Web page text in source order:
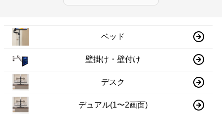
ベッド
壁掛け・壁付け
デスク
デュアル(1〜2画面)